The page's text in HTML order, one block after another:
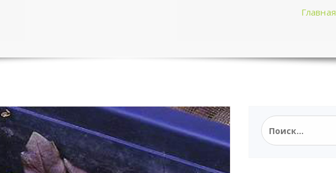
Главная
Найти: